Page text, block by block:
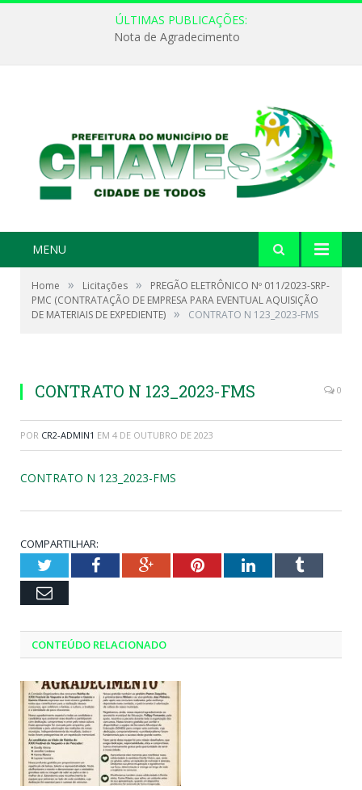
ÚLTIMAS PUBLICAÇÕES:
Nota de Agradecimento
MENU
Home » Licitações »
PREGÃO ELETRÔNICO Nº 011/2023-SRP-
PMC (CONTRATAÇÃO DE EMPRESA PARA EVENTUAL AQUISIÇÃO
DE MATERIAIS DE EXPEDIENTE) » CONTRATO N 123_2023-FMS
CONTRATO N 123_2023-FMS 0
POR CR2-ADMIN1 EM 4 DE OUTUBRO DE 2023
CONTRATO N 123_2023-FMS
COMPARTILHAR:
TwitterFacebookGoogle+PinterestLinkedInTumblr
Email
CONTEÚDO RELACIONADO